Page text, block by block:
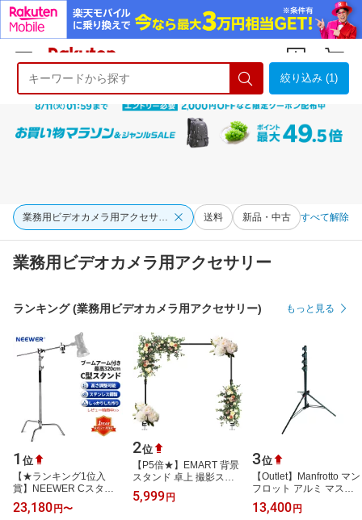
ようこそ 楽天市場へ ログイン
絞り込み (1)
業務用ビデオカメラ用アクセサリー 送料 新品・中古 すべて解除
業務用ビデオカメラ用アクセサリー
ランキング (業務用ビデオカメラ用アクセサリー) もっと見る
1 位
【★ランキング1位入
賞】NEEWER Cスタン
ド センチュリースタンド
最大高さ172cm/320cm
23,180 円〜
2位
【P5倍★】EMART 背景
スタンド 卓上 撮影スタ
ンド180cmx240cm 調節
可能なテーブルスタンド
5,999 円
3位
【Outlet】Manfrotto マン
フロット アルミ マスタ
ースタンド AC Jタイプ
1004JBAC スタジオ用品
13,400 円